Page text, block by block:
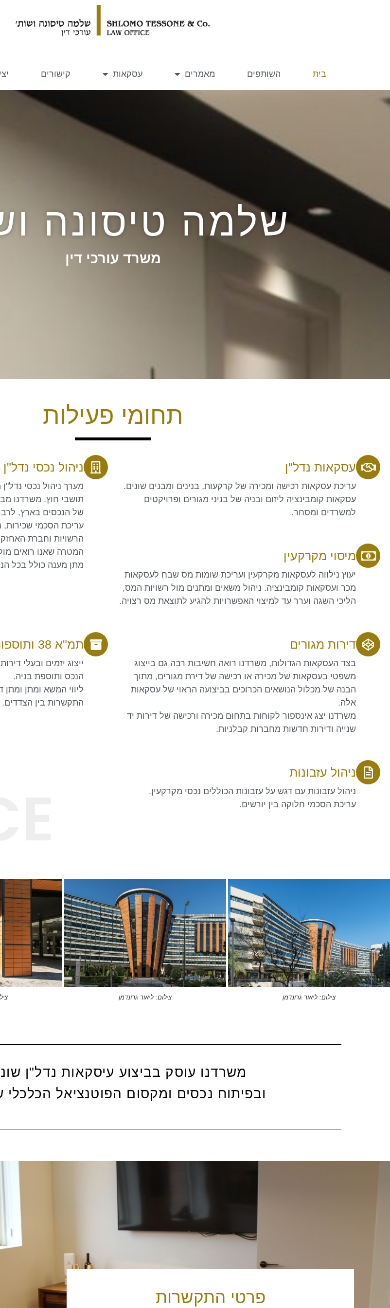
בית השותפים מאמרים עסקאות קישורים
שלמה טיסונה
משרד עורכי דין
תחומי פעילות
עסקאות נדל"ן
עריכת עסקאות רכישה ומכירה של קרקעות, בנינים ומבנים שונים.
עסקאות קומבינציה ליזום ובניה של בניני מגורים ופרויקטים
למשרדים ומסחר.
מיסוי מקרקעין
יעוץ נילווה לעסקאות מקרקעין ועריכת שומות מס שבח לעסקאות
מכר ועסקאות קומבינציה. ניהול משאים ומתנים מול רשויות המס,
הליכי השגה וערר עד למיצוי האפשרויות להגיע לתוצאת מס רצויה.
ניהול נכסי נדל"ן
מערך ניהול נכסי
תושבי חוץ. משרדנו
של הנכסים בארץ,
עריכת הסכמי שכירות,
הרשויות וחברת
המטרה שאנו רואים
מתן מענה כולל בכל
דירות מגורים
בצד העסקאות הגדולות, משרדנו רואה חשיבות רבה גם בייצוג
משפטי בעסקאות של מכירה או רכישה של דירת מגורים, מתוך
הבנה של מכלול הנושאים הכרוכים בביצועה הראוי של עסקאות
אלה.
משרדנו יצג אינספור לקוחות בתחום מכירה ורכישה של דירות יד
שנייה ודירות חדשות מחברות קבלניות.
תמ"א 38 ותוספות בניה לבנינים קיימים
ייצוג יזמים ובעלי
הנכס ותוספת בניה.
ליווי המשא ומתן
התקשרות בין הצדדים.
ניהול עזבונות
ניהול עזבונות עם דגש על עזבונות הכוללים נכסי מקרקעין.
עריכת הסכמי חלוקה בין יורשים.
צילום: ליאור גרונדמן צילום: ליאור גרונדמן
משרדנו עוסק בביצוע עיסקאות נדל"ן
ובפיתוח נכסים ומקסום הפוטנציאל
פרטי התקשרות